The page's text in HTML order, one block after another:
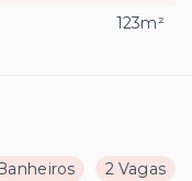
2 Vagas
123m²